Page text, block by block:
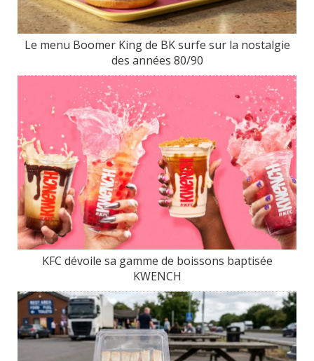
Le menu Boomer King de BK surfe sur la nostalgie
des années 80/90
KFC dévoile sa gamme de boissons baptisée
KWENCH